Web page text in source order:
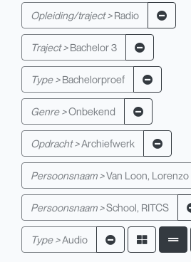
Opleiding/traject > Radio
Traject > Bachelor 3
Type > Bachelorproef
Genre >Onbekend
Opdracht >Archiefwerk
Persoonsnaam >Van Loon, Lorenzo
Persoonsnaam >School, RITCS
Type >Audio